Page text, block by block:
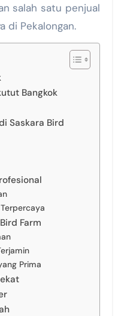
salah satu penjual
di Pekalongan.
Bangkok
Saskara Bird
Farm
Prima